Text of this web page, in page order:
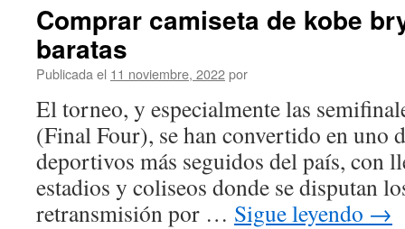
Comprar camiseta de kobe
baratas
Publicada el 11 noviembre, 2022por
El torneo, y especialmente las
(Final Four), se han convertido en uno
deportivos más seguidos del país, con
estadios y coliseos donde se disputan
retransmisión por … Sigue leyendo →